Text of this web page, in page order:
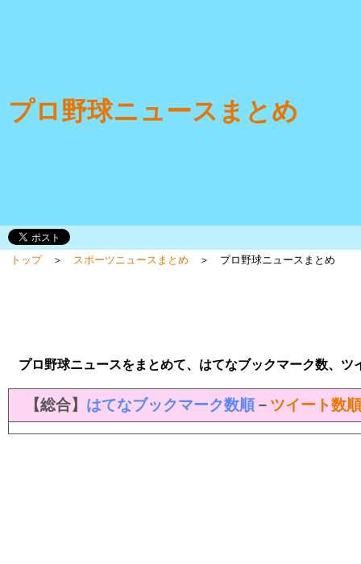
プロ野球ニュースまとめ
トップ＞ スポーツニュースまとめ ＞ プロ野球ニュースまとめ
プロ野球ニュースをまとめて、はてなブックマーク数、
【総合】 はてなブックマーク数順 － ツイート数順